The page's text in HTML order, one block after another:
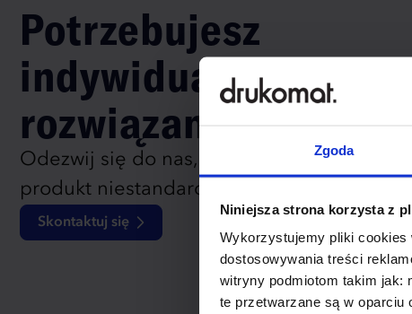
Zgoda
Niniejsza strona korzysta z
Wykorzystujemy pliki
dostosowywania treści
witryny podmiotom takim jak:
te przetwarzane są w oparciu
Potrzebujesz
indywidualnego
rozwiązania?
Odezwij się do nas, aby omówić
produkt niestandardowy.
Skontaktuj się